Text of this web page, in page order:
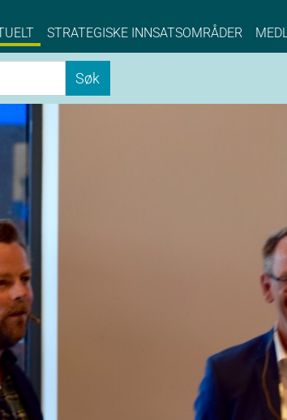
Cluster | NCE EYDE,
STRATEGISKE INNSATSOMRÅDER
Søk